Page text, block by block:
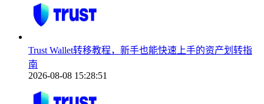
Trust Wallet转移教程，新手也能快速上手的资产划转指
南
2026-08-08 15:28:51